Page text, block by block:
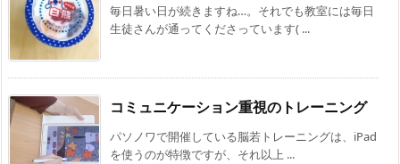
毎日暑い日が続きますね…。それでも教室には毎日
生徒さんが通ってくださっています( ...
コミュニケーション重視のトレーニング
パソノワで開催している脳若トレーニングは、iPad
を使うのが特徴ですが、それ以上 ...